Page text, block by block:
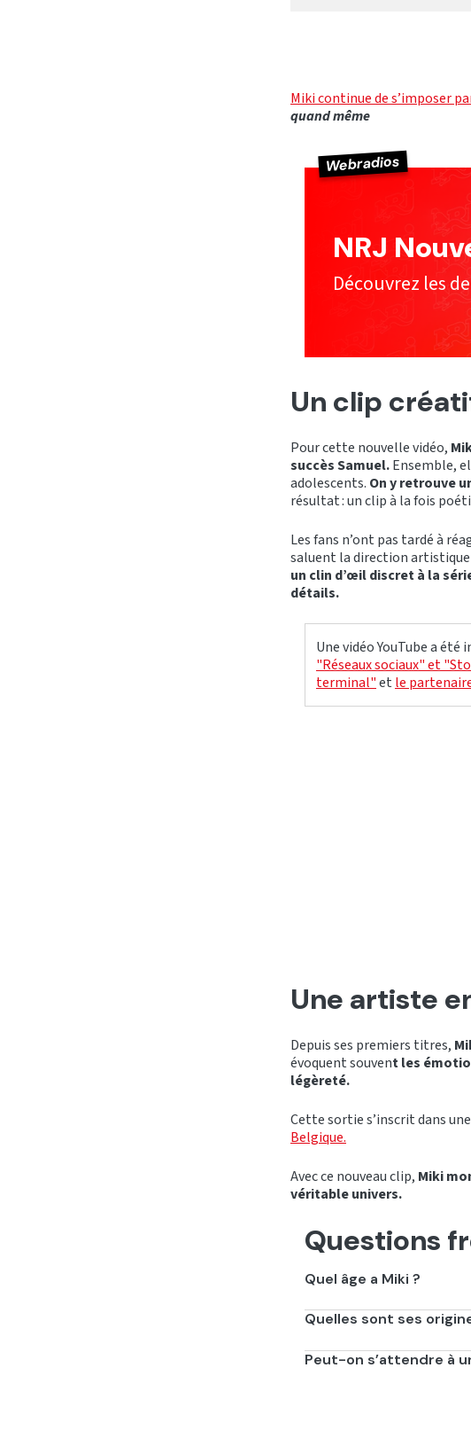
Miki continue de s’imposer
quand même
Webradios
NRJ
Découvrez les
Un clip
Pour cette nouvelle vidéo,
succès Samuel.Ensemble,
adolescents. On y retrouve
résultat : un clip à la fois
Les fans n’ont pas tardé à
saluent la direction artistique
un clin d’œil discret à la
détails.
Une vidéo YouTube a été
"Réseaux sociaux" et
terminal"et le
Une artiste
Depuis ses premiers titres,
évoquent souvent les
légèreté.
Cette sortie s’inscrit dans
Belgique.
Avec ce nouveau clip, Miki
véritable univers.
Questions
Quel âge a Miki ?
Elle a 23 ans.
Quelles sont ses
Elle est franco coréenne.
Peut-on s’attendre à